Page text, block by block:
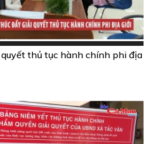
thủ tục hành chính phi địa